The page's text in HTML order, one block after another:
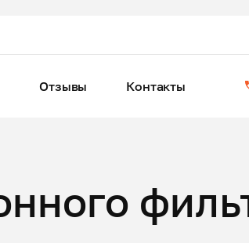
Отзывы Контакты